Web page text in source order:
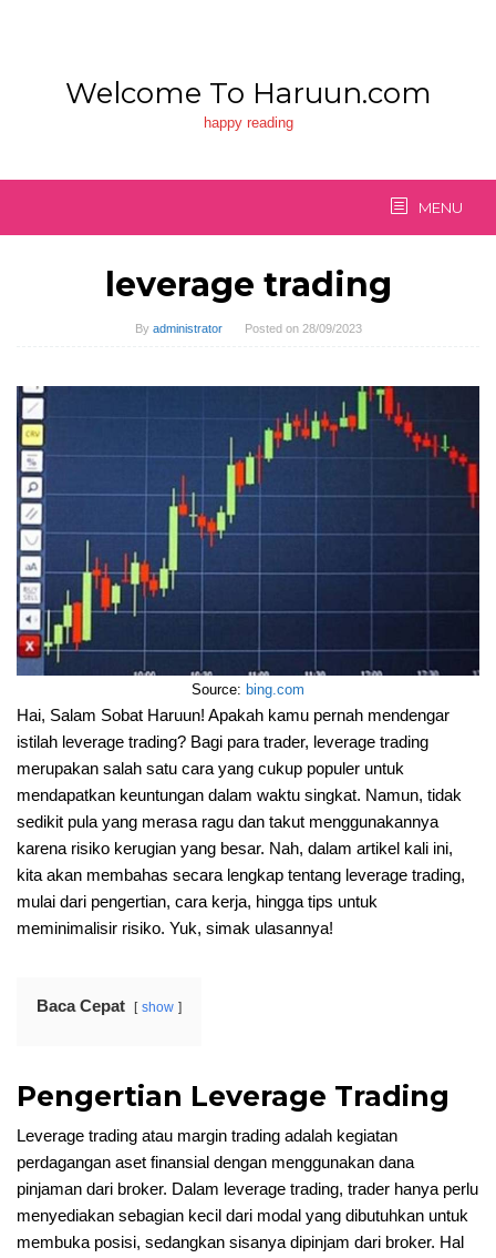
Welcome To Haruun.com
happy reading
MENU
leverage trading
By administrator Posted on 28/09/2023
Source: bing.com
Hai, Salam Sobat Haruun! Apakah kamu pernah mendengar
istilah leverage trading? Bagi para trader, leverage trading
merupakan salah satu cara yang cukup populer untuk
mendapatkan keuntungan dalam waktu singkat. Namun, tidak
sedikit pula yang merasa ragu dan takut menggunakannya
karena risiko kerugian yang besar. Nah, dalam artikel kali ini,
kita akan membahas secara lengkap tentang leverage trading,
mulai dari pengertian, cara kerja, hingga tips untuk
meminimalisir risiko. Yuk, simak ulasannya!
Baca Cepat show
Pengertian Leverage Trading
Leverage trading atau margin trading adalah kegiatan
perdagangan aset finansial dengan menggunakan dana
pinjaman dari broker. Dalam leverage trading, trader hanya perlu
menyediakan sebagian kecil dari modal yang dibutuhkan untuk
membuka posisi, sedangkan sisanya dipinjam dari broker. Hal